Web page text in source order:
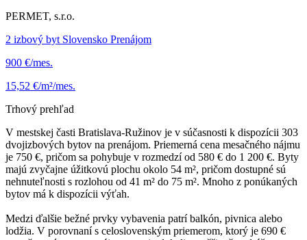
PERMET, s.r.o.
2 izbový byt Slovensko Prenájom
900 €/mes.
15,52 €/m²/mes.
Trhový prehľad
V mestskej časti Bratislava-Ružinov je v súčasnosti k dispozícii 303
dvojizbových bytov na prenájom. Priemerná cena mesačného nájmu
je 750 €, pričom sa pohybuje v rozmedzí od 580 € do 1 200 €. Byty
majú zvyčajne úžitkovú plochu okolo 54 m², pričom dostupné sú
nehnuteľnosti s rozlohou od 41 m² do 75 m². Mnoho z ponúkaných
bytov má k dispozícii výťah.
Medzi ďalšie bežné prvky vybavenia patrí balkón, pivnica alebo
lodžia. V porovnaní s celoslovenským priemerom, ktorý je 690 €